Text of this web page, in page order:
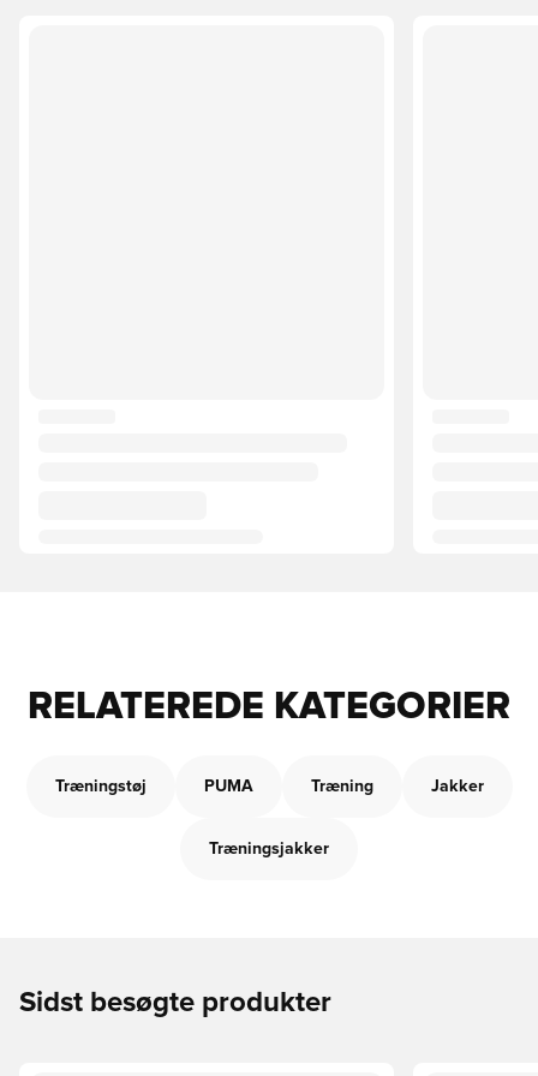
RELATEREDE KATEGORIER
Træningstøj PUMA Træning Jakker
Træningsjakker
Sidst besøgte produkter